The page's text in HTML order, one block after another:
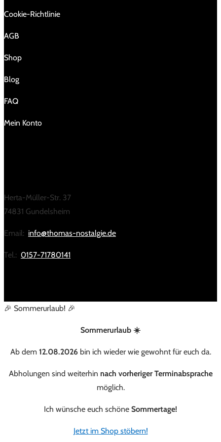
Cookie-Richtlinie
AGB
Shop
Blog
FAQ
Mein Konto
Herta-Müller-Str. 37
74831 Gundelsheim
Email: info@thomas-nostalgie.de
Tel.: 0157-71780141
🎉 Sommerurlaub! 🎉
Sommerurlaub ☀️
Ab dem 12.08.2026bin ich wieder wie gewohnt für euch da.
Abholungen sind weiterhin nach vorheriger Terminabsprache
möglich.
Ich wünsche euch schöne Sommertage!
Jetzt im Shop stöbern!